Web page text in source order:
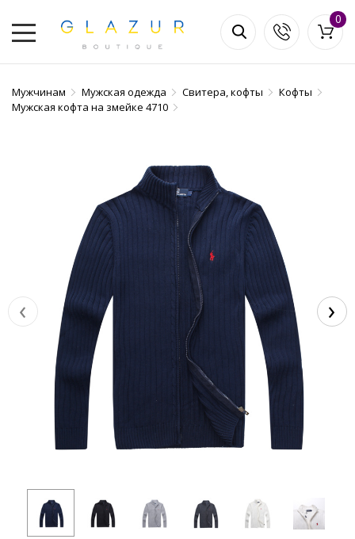
0
Мужчинам Мужская одежда Свитера, кофты
Кофты
Мужская кофта на змейке 4710
‹ ›